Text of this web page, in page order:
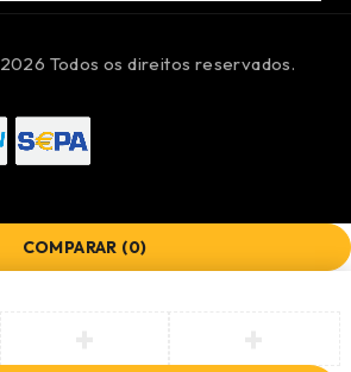
2026 Todos os direitos reservados.
COMPARAR (0)